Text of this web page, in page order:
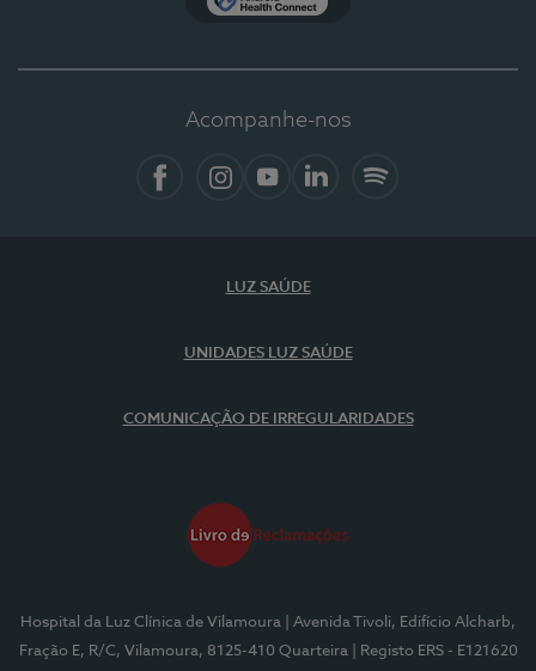
Acompanhe-nos
LUZ SAÚDE
UNIDADES LUZ SAÚDE
COMUNICAÇÃO DE IRREGULARIDADES
Hospital da Luz Clínica de Vilamoura
| Avenida Tivoli, Edifício Alcharb,
Fração E, R/C, Vilamoura, 8125-410 Quarteira
| Registo ERS - E121620